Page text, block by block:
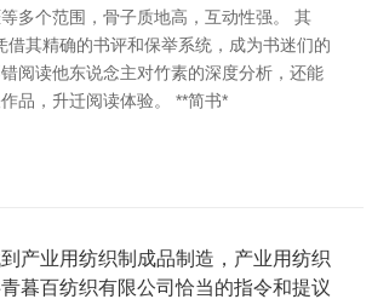
多个范围，骨子质地高，互动性强。 其
借其精确的书评和保举系统，成为书迷们的
阅读他东说念主对竹素的深度分析，还能
品，升迁阅读体验。 **简书*
产业用纺织制成品制造，产业用纺织
暮百纺织有限公司恰当的指令和提议